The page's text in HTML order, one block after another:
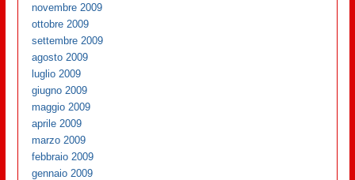
novembre 2009
ottobre 2009
settembre 2009
agosto 2009
luglio 2009
giugno 2009
maggio 2009
aprile 2009
marzo 2009
febbraio 2009
gennaio 2009